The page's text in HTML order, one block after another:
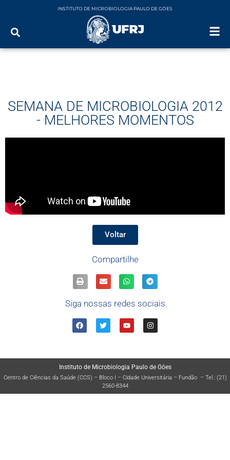
INSTITUTO DE MICROBIOLOGIA PAULO DE GÓES
SEMANA DE MICROBIOLOGIA 2012
- MELHORES MOMENTOS
Voltar
Compartilhe
Siga nossas redes sociais
Instituto de Microbiologia Paulo de Góes
Centro de Ciências da Saúde (CCS) – Bloco I – Cidade Universitária – Fundão – Tel.: (21)
2560-8344